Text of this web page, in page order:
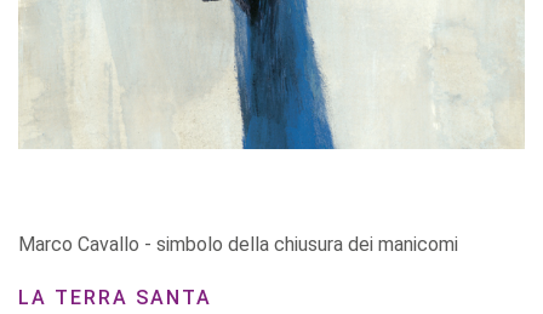
Marco Cavallo - simbolo della chiusura dei manicomi
LA TERRA SANTA